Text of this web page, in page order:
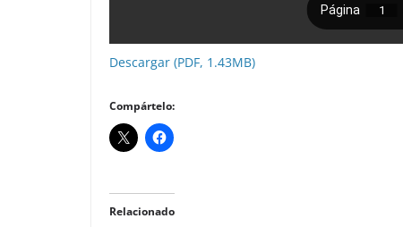
Descargar (PDF, 1.43MB)
Compártelo:
Relacionado